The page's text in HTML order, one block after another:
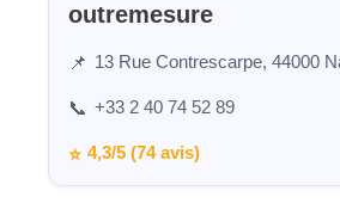
outremesure
📌 13 Rue Contrescarpe, 44000
📞 +33 2 40 74 52 89
⭐ 4,3/5 (74 avis)